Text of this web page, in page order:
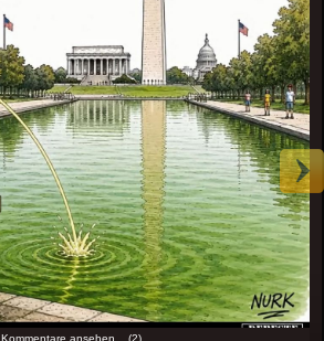
Kommentare ansehen... (2)